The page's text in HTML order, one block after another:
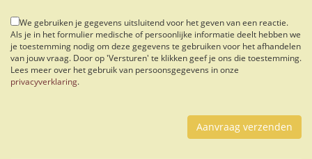
We gebruiken je gegevens uitsluitend voor het geven van een reactie.
Als je in het formulier medische of persoonlijke informatie deelt hebben we
je toestemming nodig om deze gegevens te gebruiken voor het afhandelen
van jouw vraag. Door op 'Versturen' te klikken geef je ons die toestemming.
Lees meer over het gebruik van persoonsgegevens in onze
privacyverklaring.